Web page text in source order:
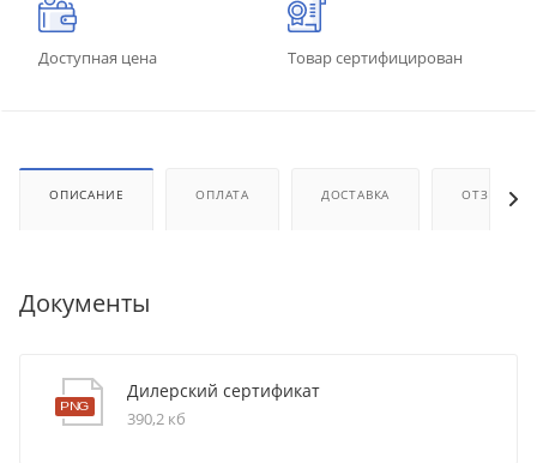
Доступная цена Товар сертифицирован
ОПИСАНИЕ ОПЛАТА ДОСТАВКА ОТЗЫВЫ
Документы
Дилерский сертификат
390,2 кб